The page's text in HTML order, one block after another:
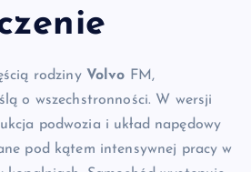
rodziny Volvo FM,
o wszechstronności. W wersji
podwozia i układ napędowy
pod kątem intensywnej pracy w